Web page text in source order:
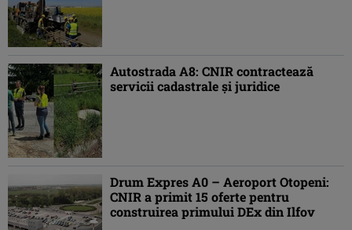
Autostrada A8: CNIR contractează
servicii cadastrale și juridice
Drum Expres A0 – Aeroport Otopeni:
CNIR a primit 15 oferte pentru
construirea primului DEx din Ilfov